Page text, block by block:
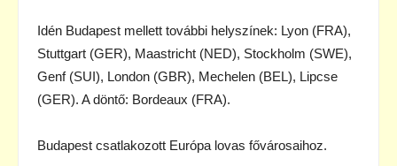
Idén Budapest mellett további helyszínek: Lyon (FRA),
Stuttgart (GER), Maastricht (NED), Stockholm (SWE),
Genf (SUI), London (GBR), Mechelen (BEL), Lipcse
(GER). A döntő: Bordeaux (FRA).
Budapest csatlakozott Európa lovas fővárosaihoz.